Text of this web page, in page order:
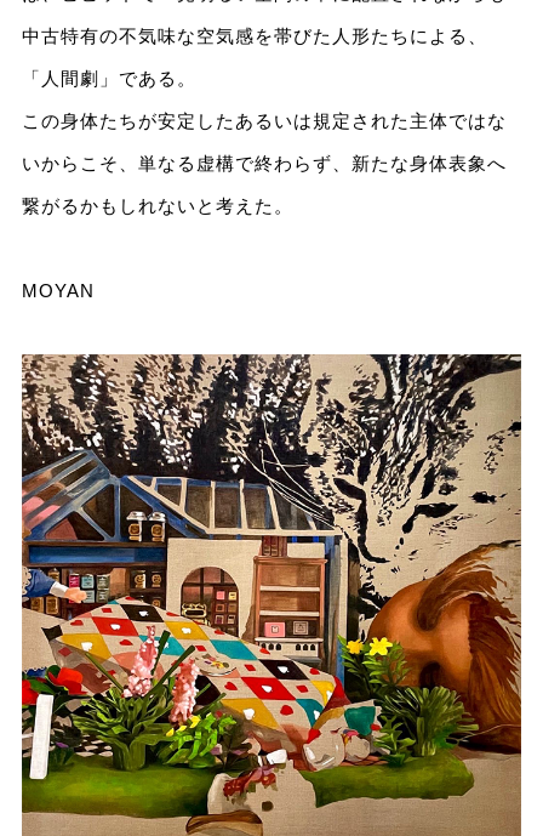
中古特有の不気味な空気感を帯びた人形たちによる、
「人間劇」である。
この身体たちが安定したあるいは規定された主体ではな
いからこそ、単なる虚構で終わらず、新たな身体表象へ
繋がるかもしれないと考えた。
MOYAN